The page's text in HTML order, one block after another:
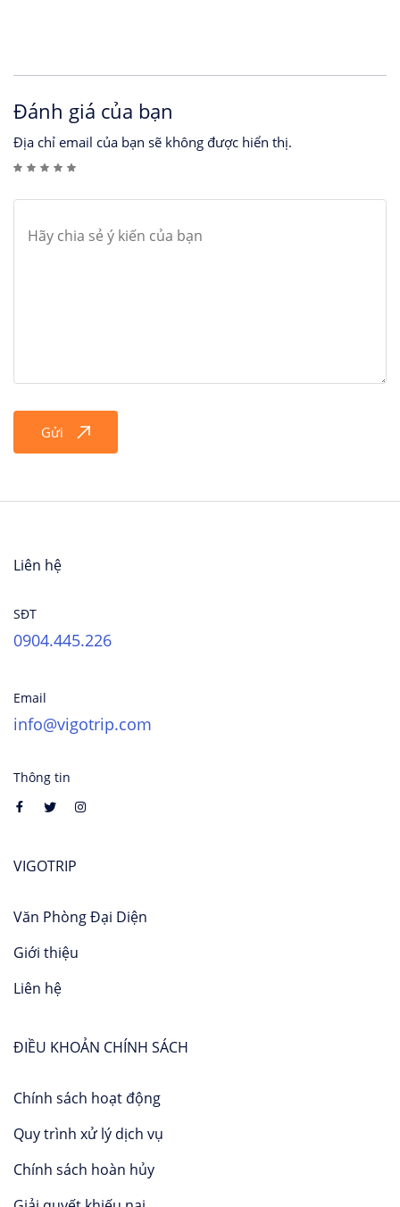
Đánh giá của bạn
Địa chỉ email của bạn sẽ không được hiển thị.
Gửi
Liên hệ
SĐT
0904.445.226
Email
info@vigotrip.com
Thông tin
VIGOTRIP
Văn Phòng Đại Diện
Giới thiệu
Liên hệ
ĐIỀU KHOẢN CHÍNH SÁCH
Chính sách hoạt động
Quy trình xử lý dịch vụ
Chính sách hoàn hủy